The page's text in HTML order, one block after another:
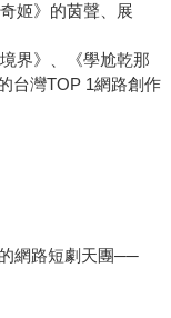
姬》的茵聲、展
界》、《學尬乾那
台灣TOP 1網路創作
網路短劇天團──